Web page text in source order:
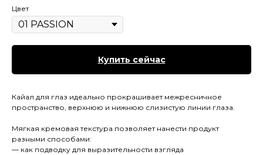
Цвет
Купить сейчас
Кайал для глаз идеально прокрашивает межресничное
пространство, верхнюю и нижнюю слизистую линии глаза.
Мягкая кремовая текстура позволяет нанести продукт
разными способами:
— как подводку для выразительности взгляда